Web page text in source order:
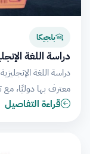
بلجيكا
دراسة اللغة
دراسة اللغة
معترف بها دوليًا،
قراءة التفاصيل